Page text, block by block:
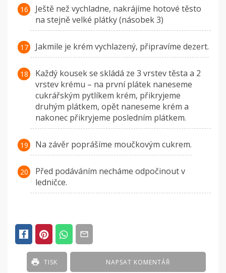
Ještě než vychladne, nakrájíme hotové těsto
na stejně velké plátky (násobek 3)
Jakmile je krém vychlazený, připravíme dezert.
Každý kousek se skládá ze 3 vrstev těsta a 2
vrstev krému – na první plátek naneseme
cukrářským pytlíkem krém, přikryjeme
druhým plátkem, opět naneseme krém a
nakonec přikryjeme posledním plátkem.
Na závěr poprášíme moučkovým cukrem.
Před podáváním necháme odpočinout v
ledničce.
NAPSAT KOMENTÁŘ
TISK